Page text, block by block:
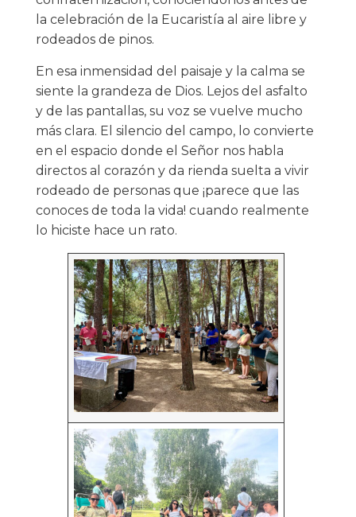
la celebración de la Eucaristía al aire libre y
rodeados de pinos.
En esa inmensidad del paisaje y la calma se
siente la grandeza de Dios. Lejos del asfalto
y de las pantallas, su voz se vuelve mucho
más clara. El silencio del campo, lo convierte
en el espacio donde el Señor nos habla
directos al corazón y da rienda suelta a vivir
rodeado de personas que ¡parece que las
conoces de toda la vida! cuando realmente
lo hiciste hace un rato.